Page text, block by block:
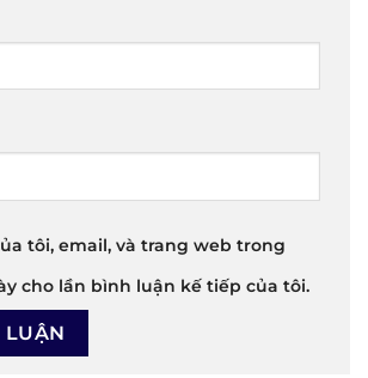
tôi, email, và trang web trong
cho lần bình luận kế tiếp của tôi.